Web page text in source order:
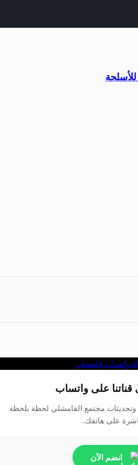
قناتنا على واتساب
وتحديثات مجتمع القامشلي لحظة بلحظة
على هاتفك.
انضم الآن